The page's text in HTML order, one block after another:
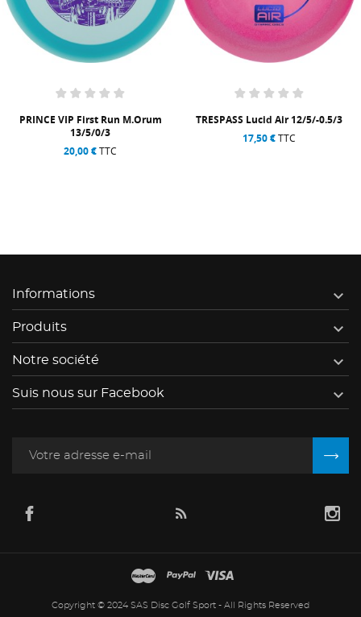
TRESPASS Lucid Air 12/5/-0.5/3
17,50 €TTC
STARFIRE Champion 10/4/0/3
17,00 €TTC
Informations 
Produits 
Notre société 
Suis nous sur Facebook 
Copyright © 2024 SAS Disc Golf Sport - All Rights Reserved